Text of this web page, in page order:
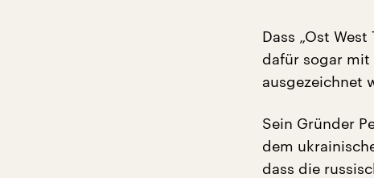
Dass „Ost
dafür sogar mit
ausgezeichnet
Sein Gründer
dem
dass die